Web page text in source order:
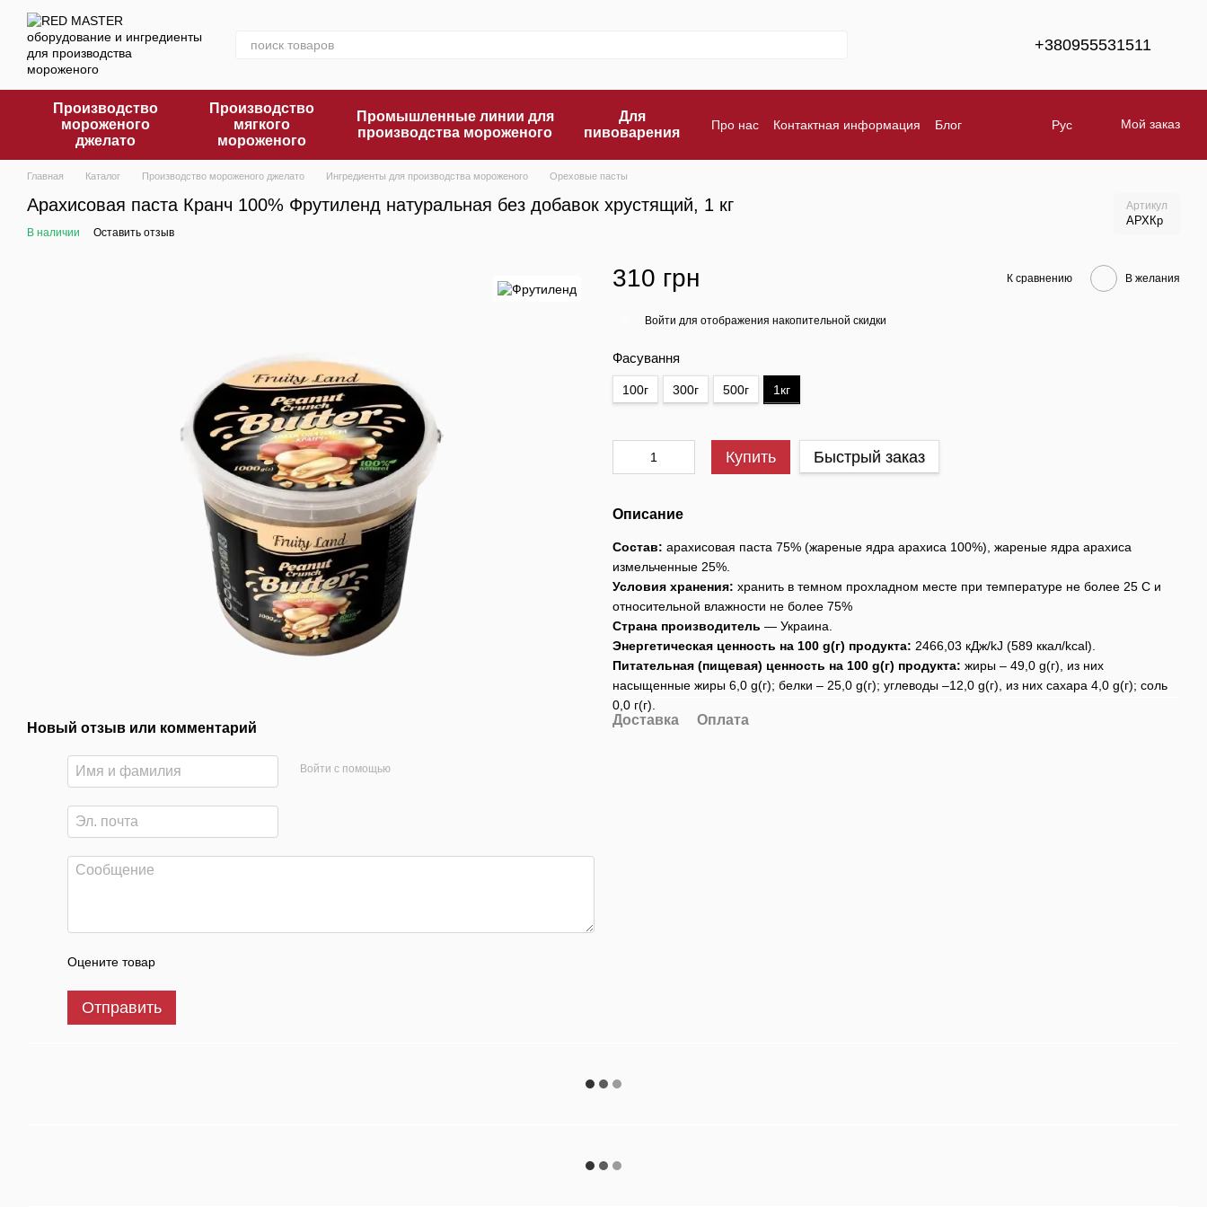
Перейти к основному контенту
+380955531511
Производство
мороженого
джелато
Производство
мягкого
мороженого
Промышленные линии для
производства мороженого
Для
пивоварения
Про нас Контактная информация
Блог
Рус Мой заказ
Главная Каталог Производство мороженого джелато Ингредиенты для производства мороженого Ореховые пасты
Арахисовая паста Кранч 100% Фрутиленд натуральная без добавок хрустящий, 1 кг Артикул
АРХКр
В наличии Оставить отзыв
Новый отзыв или комментарий
Войти с помощью
Оцените товар
Отправить
310 грн К сравнению В желания
Войти для отображения накопительной скидки
Фасування
100г 300г 500г 1кг
Купить Быстрый заказ
Описание
Состав: арахисовая паста 75% (жареные ядра арахиса 100%), жареные ядра арахиса
измельченные 25%.
Условия хранения: хранить в темном прохладном месте при температуре не более 25 C и
относительной влажности не более 75%
Страна производитель — Украина.
Энергетическая ценность на 100 g(г) продукта: 2466,03 кДж/kJ (589 ккал/kcal).
Питательная (пищевая) ценность на 100 g(г) продукта: жиры – 49,0 g(г), из них
насыщенные жиры 6,0 g(г); белки – 25,0 g(г); углеводы –12,0 g(г), из них сахара 4,0 g(г); соль
0,0 г(г).
Доставка Оплата